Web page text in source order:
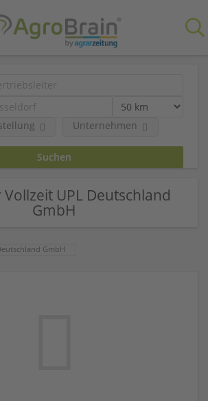
Unternehmen
Vollzeit UPL Deutschland
GmbH
GmbH